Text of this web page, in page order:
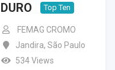
DURO
Top Ten
FEMAG CROMO
Jandira, São Paulo
534 Views